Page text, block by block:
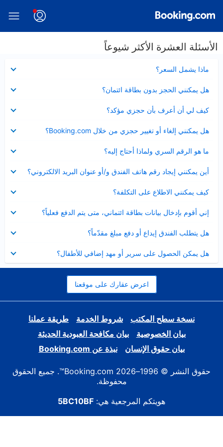
الأسئلة العشرة الأكثر شيوعاً
ماذا يشمل السعر؟
مصغر
هل يمكنني الحجز بدون بطاقة ائتمان؟
مصغر
كيف لي أن أعرف بأن حجزي مؤكد؟
مصغر
هل يمكنني إلغاء أو تغيير حجزي من خلال Booking.com؟
مصغر
ما هو الرقم السري ولماذا أحتاج إليه؟
مصغر
أين يمكنني إيجاد رقم هاتف الفندق و/أو عنوان البريد الالكتروني؟
عرض
مصغر
كيف يمكنني الاطلاع على التكلفة؟
مصغر
إني أقوم بإدخال بيانات بطاقة ائتماني، متى يتم الدفع فعلياً؟
مصغر
هل يتطلب الفندق إيداع أو دفع مبلغ مقدّماً؟
مصغر
هل يمكن الحصول على سرير أو مهد إضافي للأطفال؟
مصغر
اعرض عقارك على موقعنا
نسخة سطح المكتب شروط الخدمة
طريقة عملنا
بيان الخصوصية
بيان مكافحة العبودية الحديثة
بيان حقوق الإنسان
نبذة عن Booking.com
حقوق النشر © 1996–2026 Booking.com™. جميع الحقوق
محفوظة.
هويتكم المرجعية هي: 5BC10BF